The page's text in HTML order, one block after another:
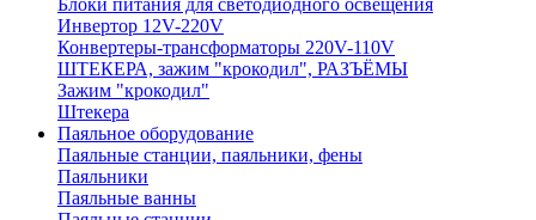
Блоки питания для светодиодного освещения
Инвертор 12V-220V
Конвертеры-трансформаторы 220V-110V
ШТЕКЕРА, зажим "крокодил", РАЗЪЁМЫ
Зажим "крокодил"
Штекера
Паяльное оборудование
Паяльные станции, паяльники, фены
Паяльники
Паяльные ванны